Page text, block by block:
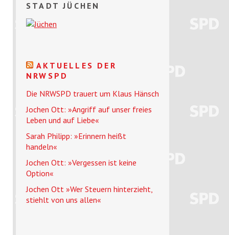
STADT JÜCHEN
AKTUELLES DER
NRWSPD
Die NRWSPD trauert um Klaus Hänsch
Jochen Ott: »Angriff auf unser freies
Leben und auf Liebe«
Sarah Philipp: »Erinnern heißt
handeln«
Jochen Ott: »Vergessen ist keine
Option«
Jochen Ott »Wer Steuern hinterzieht,
stiehlt von uns allen«